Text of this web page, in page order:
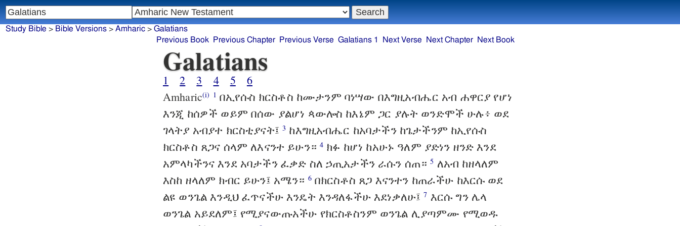
Study Bible > Bible Versions> Amharic> Galatians
Previous Book
Previous Chapter Previous Verse Galatians 1 Next Verse Next Chapter Next Book
Galatians
1 2 3 4 5
6
Amharic(i) 1 በኢየሱስ ክርስቶስ ከሙታንም ባነሣው በእግዚአብሔር አብ ሐዋርያ የሆነ
እንጂ ከሰዎች ወይም በሰው ያልሆነ ጳውሎስ ከእኔም ጋር ያሉት ወንድሞች ሁሉ፥ ወደ
ገላትያ አብያተ ክርስቲያናት፤3 ከእግዚአብሔር ከአባታችን ከጌታችንም ከኢየሱስ
ክርስቶስ ጸጋና ሰላም ለእናንተ ይሁን። 4 ክፉ ከሆነ ከአሁኑ ዓለም ያድነን ዘንድ እንደ
አምላካችንና እንደ አባታችን ፈቃድ ስለ ኃጢአታችን ራሱን ሰጠ።5 ለአብ ከዘላለም
እስከ ዘላለም ክብር ይሁን፤ አሜን። 6በክርስቶስ ጸጋ እናንተን ከጠራችሁ ከእርሱ ወደ
ልዩ ወንጌል እንዲህ ፈጥናችሁ እንዴት እንዳለፋችሁ እደነቃለሁ፤7 እርሱ ግን ሌላ
ወንጌል አይደለም፤ የሚያናውጡአችሁ የክርስቶስንም ወንጌል ሊያጣምሙ የሚወዱ